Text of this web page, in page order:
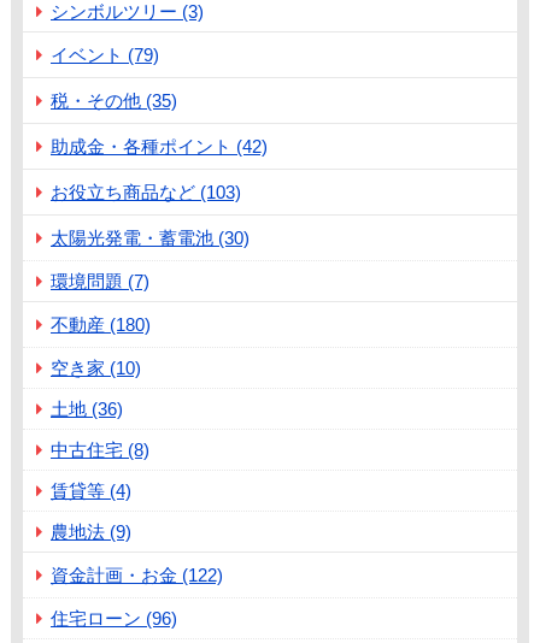
シンボルツリー (3)
イベント (79)
税・その他 (35)
助成金・各種ポイント (42)
お役立ち商品など (103)
太陽光発電・蓄電池 (30)
環境問題 (7)
不動産 (180)
空き家 (10)
土地 (36)
中古住宅 (8)
賃貸等 (4)
農地法 (9)
資金計画・お金 (122)
住宅ローン (96)